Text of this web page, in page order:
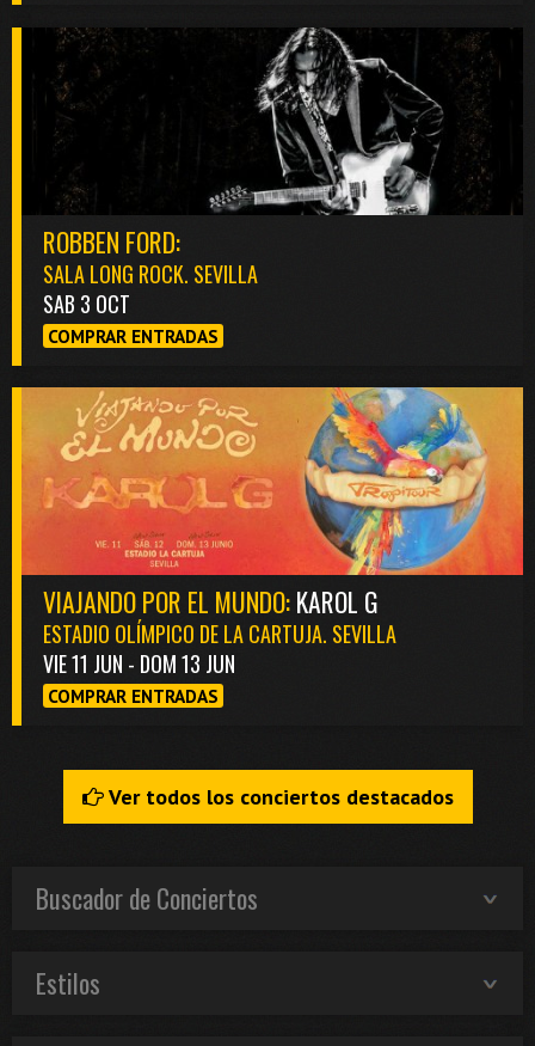
ROBBEN FORD:
SALA LONG ROCK. SEVILLA
SAB 3 OCT
COMPRAR ENTRADAS
VIAJANDO POR EL MUNDO:KAROL G
ESTADIO OLÍMPICO DE LA CARTUJA. SEVILLA
VIE 11 JUN - DOM 13 JUN
COMPRAR ENTRADAS
Ver todos los conciertos destacados
Buscador de Conciertos
Estilos